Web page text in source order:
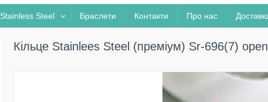
Stainless Steel Браслети Контакти Про нас
Кільце Stainlees Steel (преміум) Sr-696(7) open